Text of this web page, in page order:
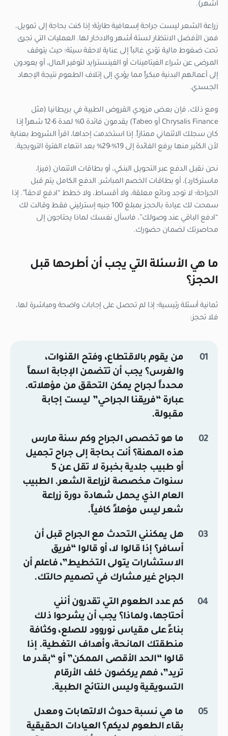
أشهر).
زراعة الشعر ليست جراحة إسعافية طارئة؛ إذا كنت بحاجة إلى تمويل،
فمن الأفضل الانتظار لستة أشهر والادخار لها. العمليات التي تجرى
تحت ضغوط مالية تؤدي غالباً إلى عناية لاحقة سيئة؛ حيث يتوقف
المرضى عن شراء الفيتامينات أو الفينسترايد لتوفير المال، أو يعودون
إلى أعمالهم البدنية مبكراً مما يؤدي إلى إتلاف الطعوم نتيجة الإجهاد
الجسدي.
ومع ذلك، فإن بعض مزودي القروض الطبية في بريطانيا (مثل
Chrysalis Finance أو Tabeo) يقدمون فائدة 0% لمدة 6-12 شهراً إذا
كان سجلك الائتماني ممتازاً. إذا استخدمت إحداها، اقرأ الشروط بعناية
لأن الكثير منها يرفع الفائدة إلى 19%-29% بعد انتهاء الفترة الترويجية.
نحن نقبل الدفع عبر التحويل البنكي، أو بطاقات الائتمان (فيزا،
ماستركارد)، أو بطاقات الخصم المباشر. الدفع الكامل يتم قبل
الجراحة؛ لا توجد ودائع معلقة، ولا أقساط، ولا خطط “ادفع لاحقاً”. إذا
سمحت لك عيادة بالحجز بمبلغ 100 جنيه إسترليني فقط وقالت لك
“ادفع الباقي عند وصولك”، فاسأل نفسك لماذا يحتاجون إلى
محاصرتك لضمان حضورك.
ما هي الأسئلة التي يجب أن أطرحها قبل
الحجز؟
ثمانية أسئلة رئيسية؛ إذا لم تحصل على إجابات واضحة ومباشرة لها،
فلا تحجز:
من يقوم بالاقتطاع، وفتح القنوات،
والغرس؟ يجب أن تتضمن الإجابة اسماً
محدداً لجراح يمكن التحقق من مؤهلاته.
عبارة “فريقنا الجراحي” ليست إجابة
مقبولة.
ما هو تخصص الجراح وكم سنة مارس
هذه المهنة؟ أنت بحاجة إلى جراح تجميل
أو طبيب جلدية بخبرة لا تقل عن 5
سنوات مخصصة لزراعة الشعر. الطبيب
العام الذي يحمل شهادة دورة زراعة
شعر ليس مؤهلاً كافياً.
هل يمكنني التحدث مع الجراح قبل أن
أسافر؟ إذا قالوا لا، أو قالوا “فريق
الاستشارات يتولى التخطيط”، فاعلم أن
الجراح غير مشارك في تصميم حالتك.
كم عدد الطعوم التي تقدرون أنني
أحتاجها، ولماذا؟ يجب أن يشرحوا ذلك
بناءً على مقياس نوروود للصلع، وكثافة
منطقتك المانحة، وأهداف التغطية. إذا
قالوا “الحد الأقصى الممكن” أو “بقدر ما
تريد”، فهم يركضون خلف الأرقام
التسويقية وليس النتائج الطبية.
ما هي نسبة حدوث الالتهابات ومعدل
بقاء الطعوم لديكم؟ العيادات الحقيقية